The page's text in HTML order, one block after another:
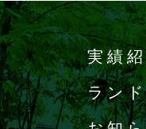
実績
ラン